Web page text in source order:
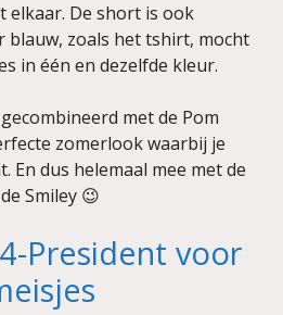
elkaar. De short is ook
blauw, zoals het tshirt, mocht
in één en dezelfde kleur.
met de Pom
zomerlook waarbij je
En dus helemaal mee met de
Smiley 😉
President voor